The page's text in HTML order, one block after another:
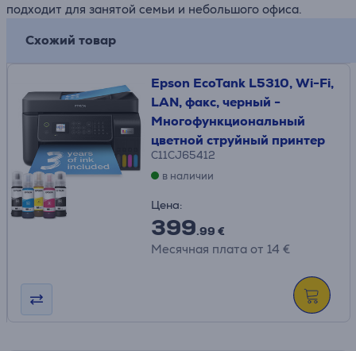
подходит для занятой семьи и небольшого офиса.
Схожий товар
Epson EcoTank L5310, Wi-Fi,
LAN, факс, черный -
Многофункциональный
цветной струйный принтер
C11CJ65412
в наличии
Цена:
399.99 €
Месячная плата от 14 €